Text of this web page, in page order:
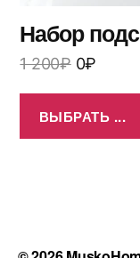
Набор
1 200₽ 0₽
ВЫБРАТЬ ...